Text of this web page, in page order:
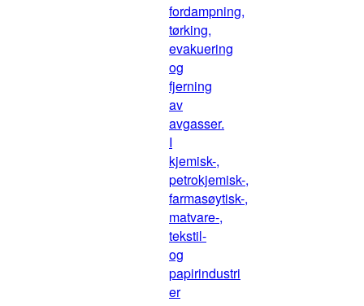
fordampning,
tørking,
evakuering
og
fjerning
av
avgasser.
I
kjemisk-,
petrokjemisk-,
farmasøytisk-,
matvare-,
tekstil-
og
papirindustri
er